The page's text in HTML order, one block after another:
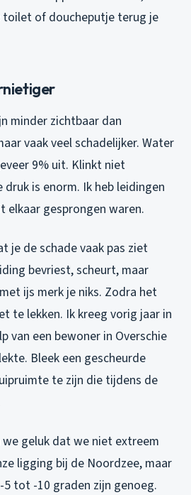
toilet of doucheputje terug je
minder zichtbaar dan
vaak veel schadelijker. Water
9% uit. Klinkt niet
is enorm. Ik heb leidingen
elkaar gesprongen waren.
je de schade vaak pas ziet
bevriest, scheurt, maar
ijs merk je niks. Zodra het
te lekken. Ik kreeg vorig jaar in
van een bewoner in Overschie
Bleek een gescheurde
te zijn die tijdens de
geluk dat we niet extreem
ligging bij de Noordzee, maar
5 tot -10 graden zijn genoeg.